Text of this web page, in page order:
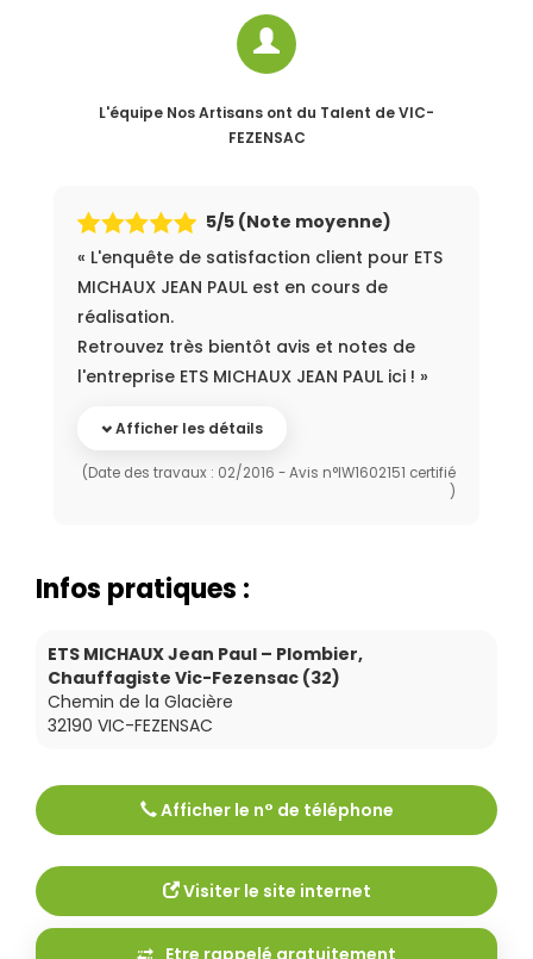
L'équipe Nos Artisans ont du Talent de VIC-
FEZENSAC
5/5 (Note moyenne)
« L'enquête de satisfaction client pour ETS
MICHAUX JEAN PAUL est en cours de
réalisation.
Retrouvez très bientôt avis et notes de
l'entreprise ETS MICHAUX JEAN PAUL ici ! »
Afficher les détails
(Date des travaux : 02/2016 - Avis n°IW1602151 certifié
)
Infos pratiques :
ETS MICHAUX Jean Paul – Plombier,
Chauffagiste Vic-Fezensac (32)
Chemin de la Glacière
32190 VIC-FEZENSAC
Afficher le n° de téléphone
0562580792
Visiter le site internet
Etre rappelé gratuitement